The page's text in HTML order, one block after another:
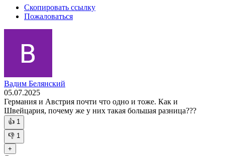
Скопировать ссылку
Пожаловаться
Вадим Белянский
05.07.2025
Германия и Австрия почти что одно и тоже. Как и
Швейцария, почему же у них такая большая разница???
👍 1
👎 1
+